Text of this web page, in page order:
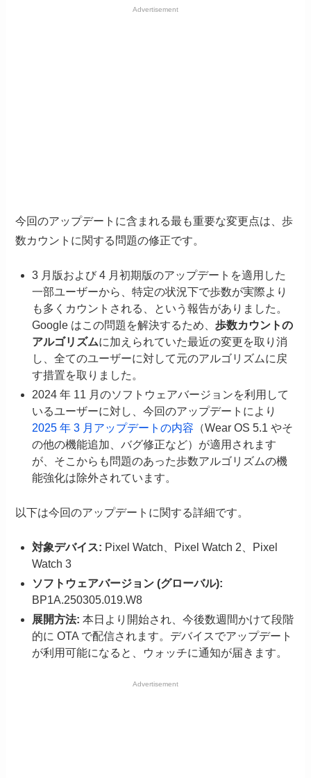
Advertisement
今回のアップデートに含まれる最も重要な変更点は、歩
数カウントに関する問題の修正です。
3 月版および 4 月初期版のアップデートを適用した
一部ユーザーから、特定の状況下で歩数が実際より
も多くカウントされる、という報告がありました。
Google はこの問題を解決するため、歩数カウントの
アルゴリズムに加えられていた最近の変更を取り消
し、全てのユーザーに対して元のアルゴリズムに戻
す措置を取りました。
2024 年 11 月のソフトウェアバージョンを利用して
いるユーザーに対し、今回のアップデートにより
2025 年 3 月アップデートの内容 （Wear OS 5.1 やそ
の他の機能追加、バグ修正など）が適用されます
が、そこからも問題のあった歩数アルゴリズムの機
能強化は除外されています。
以下は今回のアップデートに関する詳細です。
対象デバイス: Pixel Watch、Pixel Watch 2、Pixel
Watch 3
ソフトウェアバージョン (グローバル):
BP1A.250305.019.W8
展開方法: 本日より開始され、今後数週間かけて段階
的に OTA で配信されます。デバイスでアップデート
が利用可能になると、ウォッチに通知が届きます。
Advertisement